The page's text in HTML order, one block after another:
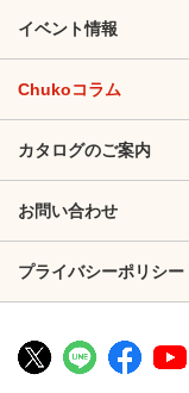
イベント情報
Chukoコラム
カタログのご案内
お問い合わせ
プライバシーポリシー